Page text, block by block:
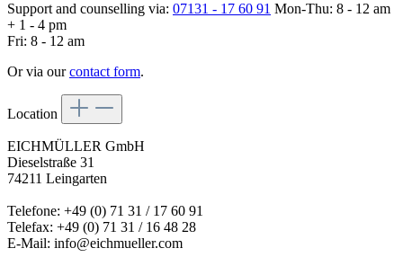
Support and counselling via: 07131 - 17 60 91 Mon-Thu: 8 - 12 am
+ 1 - 4 pm
Fri: 8 - 12 am
Or via ourcontact form.
Location
EICHMÜLLER GmbH
Dieselstraße 31
74211 Leingarten
Telefone: +49 (0) 71 31 / 17 60 91
Telefax: +49 (0) 71 31 / 16 48 28
E-Mail: info@eichmueller.com